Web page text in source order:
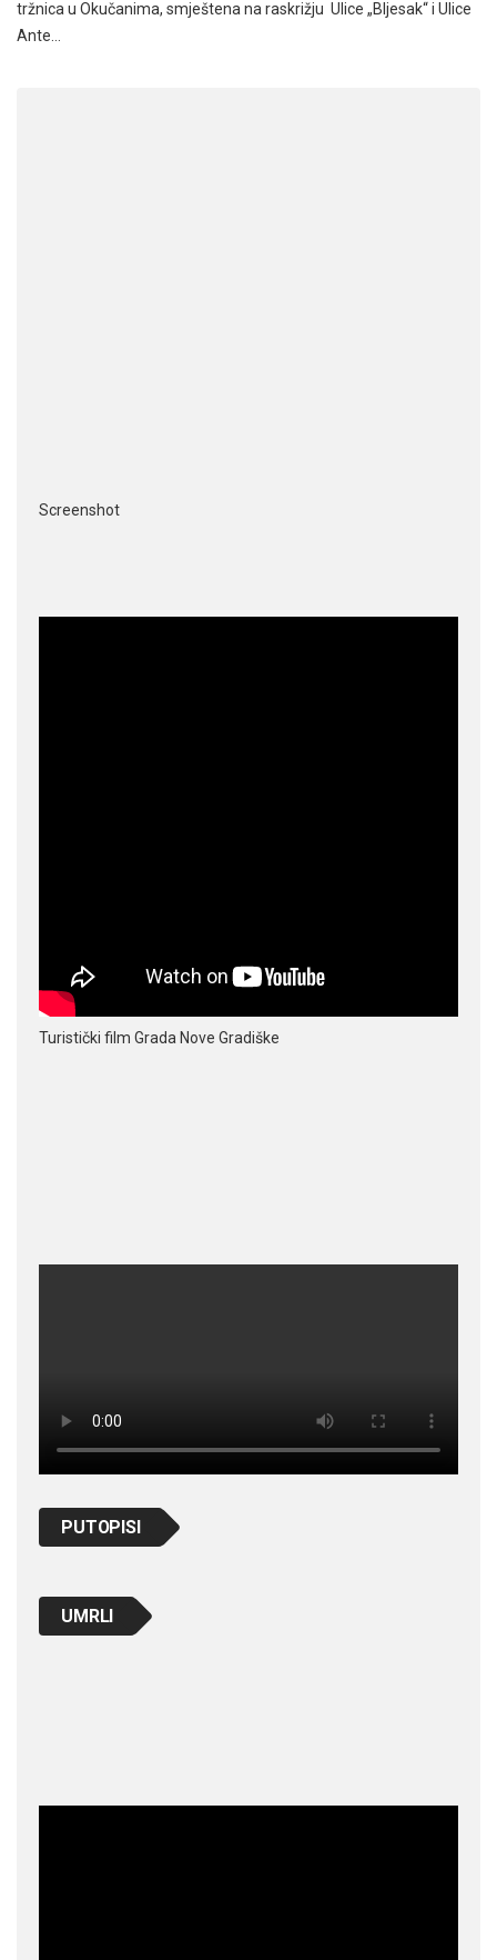
tržnica u Okučanima, smještena na raskrižju Ulice „Bljesak“ i Ulice
Ante…
Screenshot
Turistički film Grada Nove Gradiške
PUTOPISI
UMRLI